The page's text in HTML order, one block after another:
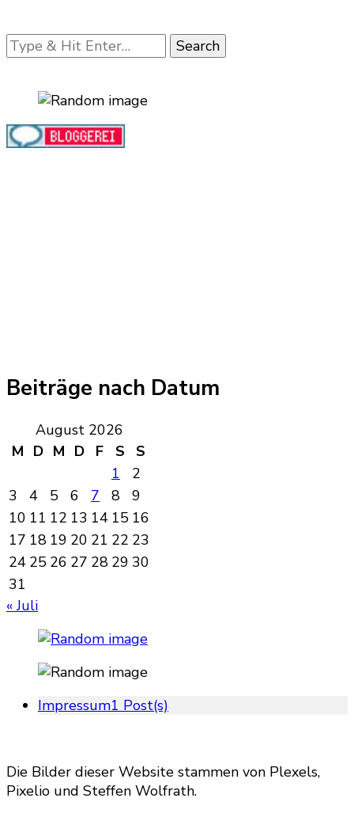
Looking
for
Beiträge nach Datum
August 2026
M D M D F S
S
1
2
3
4 5 6 7 8
9
10 11 12 13 14 15 16
17 18 19 20 21 22 23
24 25 26 27 28 29 30
31
« Juli
Impressum1 Post(s)
Die Bilder dieser Website stammen von Plexels,
Pixelio und Steffen Wolfrath.